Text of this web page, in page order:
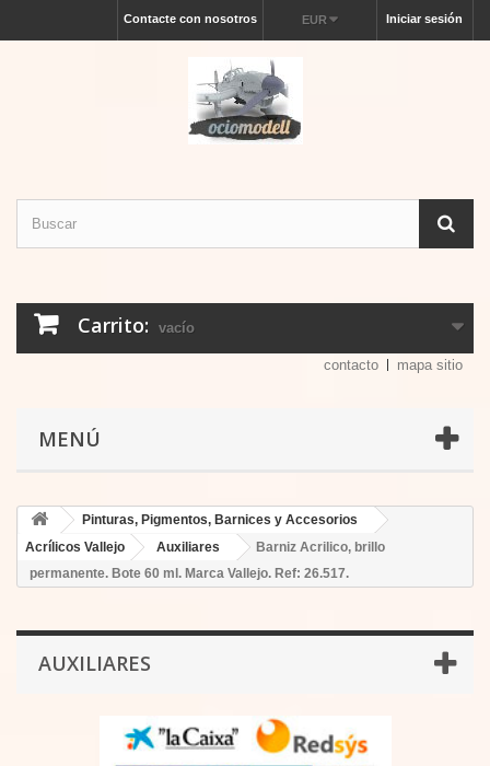
Iniciar sesión
EUR
Contacte con nosotros
Carrito: vacío
contacto mapa sitio
MENÚ
Pinturas, Pigmentos, Barnices y Accesorios
Acrílicos Vallejo
Auxiliares
Barniz Acrilico, brillo
permanente. Bote 60 ml. Marca Vallejo. Ref: 26.517.
AUXILIARES